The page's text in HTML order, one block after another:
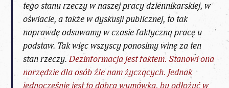
tego stanu rzeczy w naszej pracy dziennikarskiej, w
oświacie, a także w dyskusji publicznej, to tak
naprawdę odsuwamy w czasie faktyczną pracę u
podstaw. Tak więc wszyscy ponosimy winę za ten
stan rzeczy.Dezinformacja jest faktem. Stanowi ona
narzędzie dla osób źle nam życzących. Jednak
jednocześnie jest to dobra wymówka, by odłożyć w